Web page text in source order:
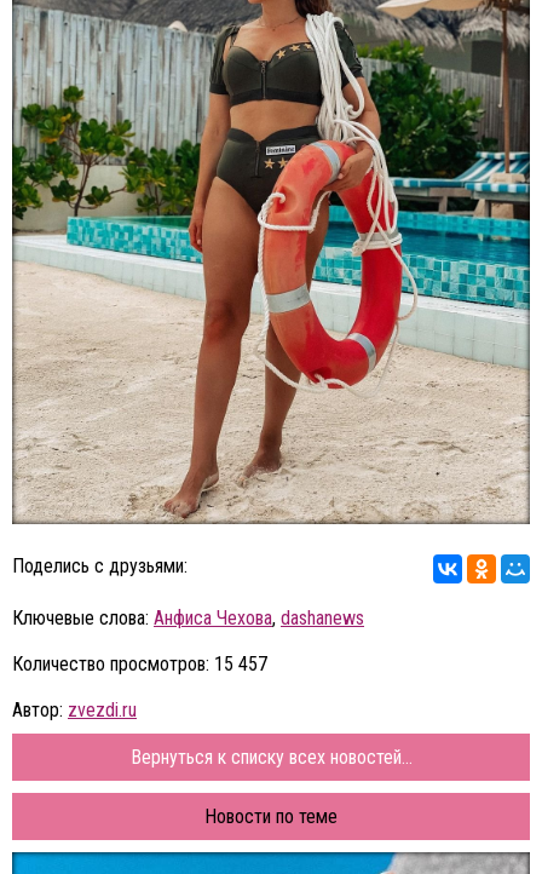
Поделись с друзьями:
Ключевые слова: Анфиса Чехова, dashanews
Количество просмотров: 15 457
Автор: zvezdi.ru
Вернуться к списку всех новостей...
Новости по теме